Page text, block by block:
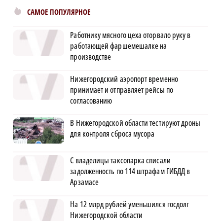
САМОЕ ПОПУЛЯРНОЕ
Работнику мясного цеха оторвало руку в
работающей фаршемешалке на
производстве
Нижегородский аэропорт временно
принимает и отправляет рейсы по
согласованию
В Нижегородской области тестируют дроны
для контроля сброса мусора
С владелицы таксопарка списали
задолженность по 114 штрафам ГИБДД в
Арзамасе
На 12 млрд рублей уменьшился госдолг
Нижегородской области